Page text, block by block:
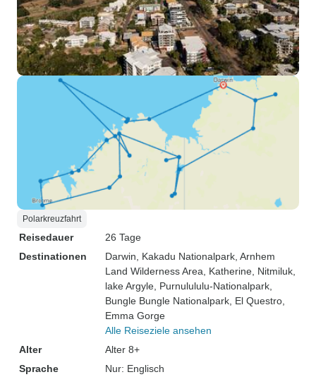
Polarkreuzfahrt
Reisedauer
26 Tage
Destinationen
Darwin , Kakadu Nationalpark , Arnhem
Land Wilderness Area , Katherine , Nitmiluk
lake Argyle , Purnulululu-Nationalpark
Bungle Bungle Nationalpark , El Questro
Emma Gorge
Alle Reiseziele ansehen
Alter
Alter 8+
Sprache
Nur: Englisch